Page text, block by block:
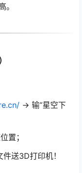
。
→ 输“星空下
置；
送3D打印机！